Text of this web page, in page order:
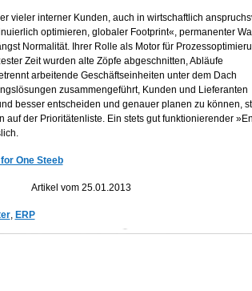
vieler interner Kunden, auch in wirtschaftlich
optimieren, globaler Footprint«, permanenter
Normalität. Ihrer Rolle als Motor für
Zeit wurden alte Zöpfe abgeschnitten, Abläufe
arbeitende Geschäftseinheiten unter dem Dach
zusammengeführt, Kunden und Lieferanten
besser entscheiden und genauer planen zu können,
auf der Prioritätenliste. Ein stets gut funktionierender
One Steeb
Artikel vom 25.01.2013
, ERP